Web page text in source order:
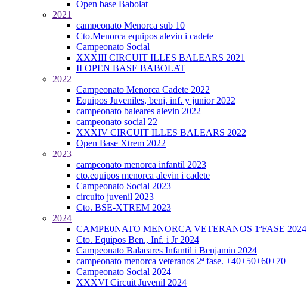
Open base Babolat
2021
campeonato Menorca sub 10
Cto.Menorca equipos alevin i cadete
Campeonato Social
XXXIII CIRCUIT ILLES BALEARS 2021
II OPEN BASE BABOLAT
2022
Campeonato Menorca Cadete 2022
Equipos Juveniles, benj. inf. y junior 2022
campeonato baleares alevin 2022
campeonato social 22
XXXIV CIRCUIT ILLES BALEARS 2022
Open Base Xtrem 2022
2023
campeonato menorca infantil 2023
cto.equipos menorca alevin i cadete
Campeonato Social 2023
circuito juvenil 2023
Cto. BSE-XTREM 2023
2024
CAMPE0NATO MENORCA VETERANOS 1ªFASE 2024
Cto. Equipos Ben., Inf. i Jr 2024
Campeonato Balaeares Infantil i Benjamin 2024
campeonato menorca veteranos 2ª fase. +40+50+60+70
Campeonato Social 2024
XXXVI Circuit Juvenil 2024